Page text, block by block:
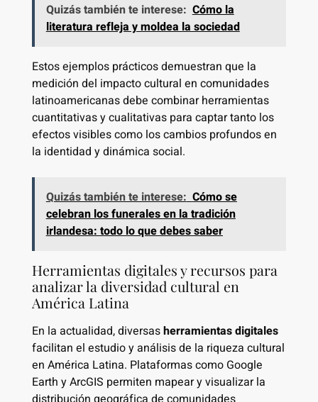
Quizás también te interese: Cómo la
literatura refleja y moldea la sociedad
Estos ejemplos prácticos demuestran que la
medición del impacto cultural en comunidades
latinoamericanas debe combinar herramientas
cuantitativas y cualitativas para captar tanto los
efectos visibles como los cambios profundos en
la identidad y dinámica social.
Quizás también te interese: Cómo se
celebran los funerales en la tradición
irlandesa: todo lo que debes saber
Herramientas digitales y recursos para
analizar la diversidad cultural en
América Latina
En la actualidad, diversasherramientas digitales
facilitan el estudio y análisis de la riqueza cultural
en América Latina. Plataformas como Google
Earth y ArcGIS permiten mapear y visualizar la